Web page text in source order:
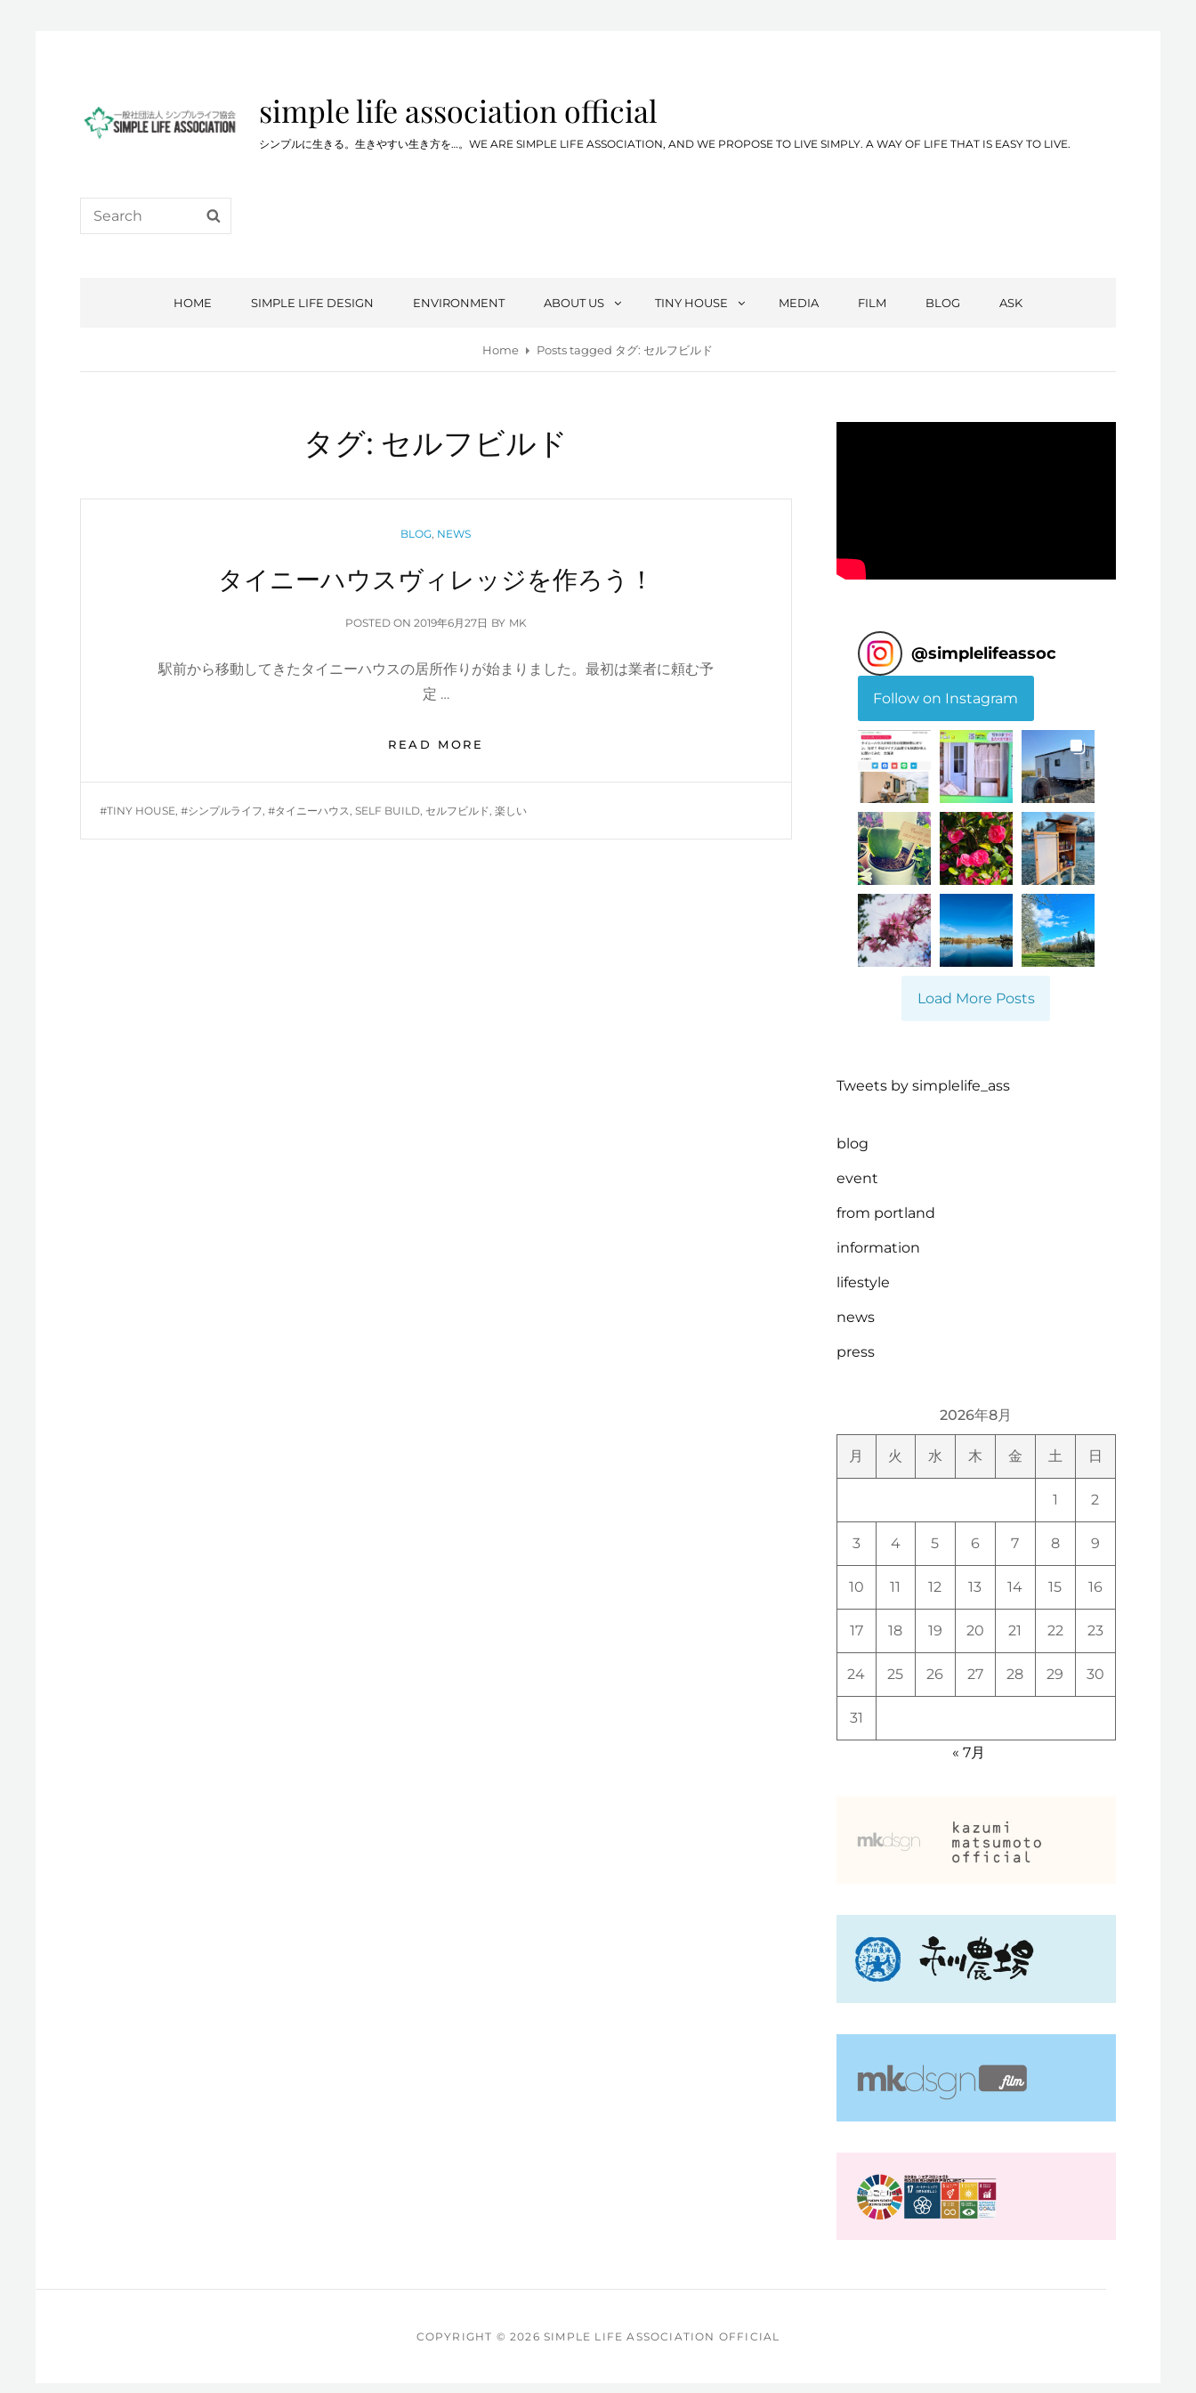
simple life association official
シンプルに生きる。生きやすい生き方を…。WE ARE SIMPLE LIFE ASSOCIATION, AND WE PROPOSE TO LIVE SIMPLY. A WAY OF LIFE THAT IS EASY TO LIVE.
Search
for:
HOME SIMPLE LIFE DESIGN ENVIRONMENT ABOUT US TINY HOUSE MEDIA FILM BLOG ASK
Home Posts tagged タグ: セルフビルド
タグ: セルフビルド
CATEGORIES
BLOG NEWS
タイニーハウスヴィレッジを作ろう！
POSTED ON POSTED
2019年6月27日 BY MK
駅前から移動してきたタイニーハウスの居所作りが始まりました。最初は業者に頼む予
定 …
READ MORE
ニ
ハ
ウ
TAGS
#TINY HOUSE ,#シンプルライフ ,#タイニーハウス ,SELF BUILD セルフビルド ,楽しい
@simplelifeassoc
Follow on Instagram
Load More Posts
Tweets by simplelife_ass
blog
event
from portland
information
lifestyle
news
press
2026年8月
月 火 水 木 金 土 日
1 2
3 4 5 6 7 8 9
10 11 12 13 14 15 16
17 18 19 20 21 22 23
24 25 26 27 28 29 30
31
« 7月
COPYRIGHT © 2026 SIMPLE LIFE ASSOCIATION OFFICIAL